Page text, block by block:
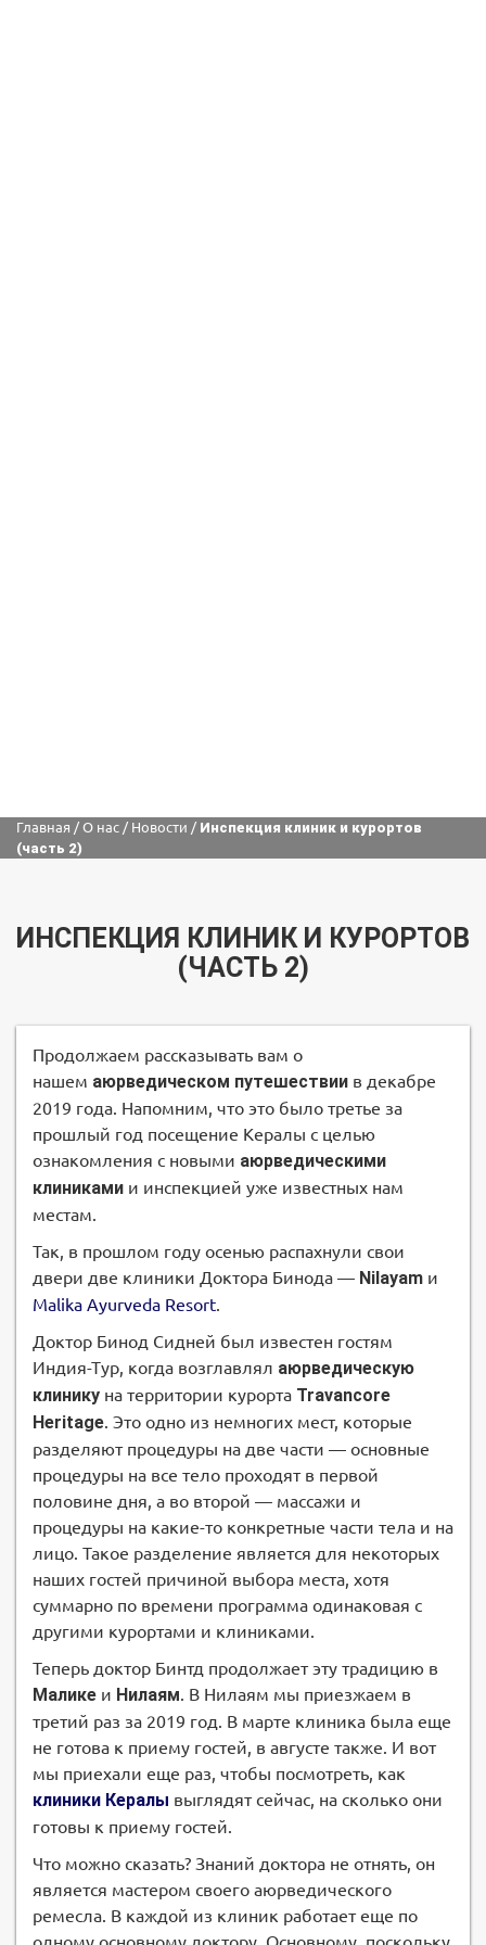
Главная / О нас / Новости / Инспекция клиник и курортов
(часть 2)
ИНСПЕКЦИЯ КЛИНИК И КУРОРТОВ
(ЧАСТЬ 2)
Продолжаем рассказывать вам о
нашем аюрведическом путешествии в декабре
2019 года. Напомним, что это было третье за
прошлый год посещение Кералы с целью
ознакомления с новыми аюрведическими
клиниками и инспекцией уже известных нам
местам.
Так, в прошлом году осенью распахнули свои
двери две клиники Доктора Бинода — Nilayam и
Malika Ayurveda Resort.
Доктор Бинод Сидней был известен гостям
Индия-Тур, когда возглавлял аюрведическую
клинику на территории курорта Travancore
Heritage. Это одно из немногих мест, которые
разделяют процедуры на две части — основные
процедуры на все тело проходят в первой
половине дня, а во второй — массажи и
процедуры на какие-то конкретные части тела и на
лицо. Такое разделение является для некоторых
наших гостей причиной выбора места, хотя
суммарно по времени программа одинаковая с
другими курортами и клиниками.
Теперь доктор Бинтд продолжает эту традицию в
Малике и Нилаям. В Нилаям мы приезжаем в
третий раз за 2019 год. В марте клиника была еще
не готова к приему гостей, в августе также. И вот
мы приехали еще раз, чтобы посмотреть, как
клиники Кералы выглядят сейчас, на сколько они
готовы к приему гостей.
Что можно сказать? Знаний доктора не отнять, он
является мастером своего аюрведического
ремесла. В каждой из клиник работает еще по